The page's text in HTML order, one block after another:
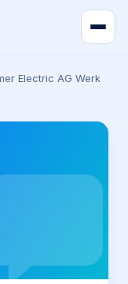
Electric AG Werk